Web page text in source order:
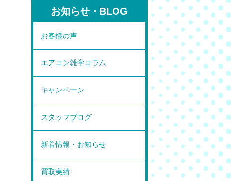
お知らせ・BLOG
お客様の声
エアコン雑学コラム
キャンペーン
スタッフブログ
新着情報・お知らせ
買取実績